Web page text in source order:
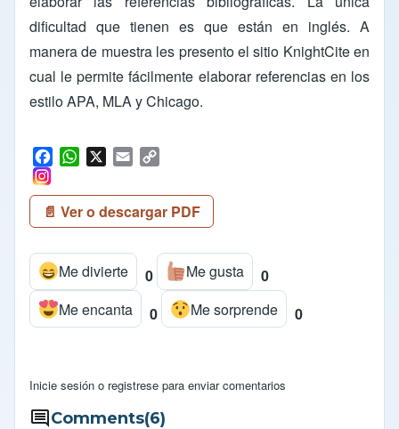
dificultad que tienen es que están en inglés. A
manera de muestra les presento el sitio KnightCiteen
cual le permite fácilmente elaborar referencias en los
estilo APA, MLA y Chicago.
F
c
e
b
o
o
k
W
a
t
s
A
p
p
X
E
a
i
l
p
y
L
i
k
📄 Ver o descargar PDF
Me divierte 0 Me gusta
0
Me encanta
0 Me sorprende 0
Inicie sesión o registrese para enviar comentarios
Comments(6)